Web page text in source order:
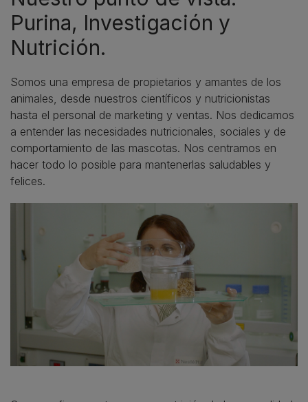
Purina, Investigación y
Nutrición.
Somos una empresa de propietarios y amantes de los
animales, desde nuestros científicos y nutricionistas
hasta el personal de marketing y ventas. Nos dedicamos
a entender las necesidades nutricionales, sociales y de
comportamiento de las mascotas. Nos centramos en
hacer todo lo posible para mantenerlas saludables y
felices.